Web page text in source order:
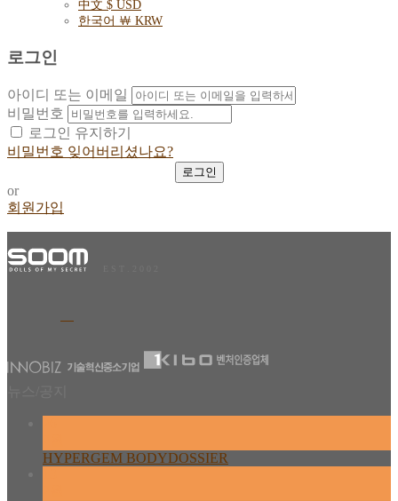
中文 $ USD
한국어 ￦ KRW
로그인
아이디 또는 이메일
비밀번호
로그인 유지하기
비밀번호 잊어버리셨나요?
or
회원가입
HYPERGEM BODYDOSSIER